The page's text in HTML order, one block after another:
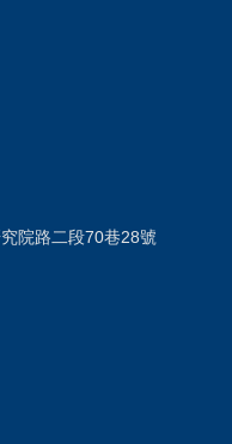
院路二段70巷28號